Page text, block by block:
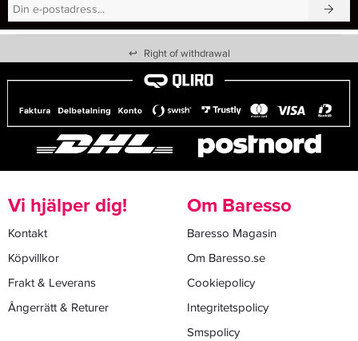
↩ Right of withdrawal
Vi hjälper dig!
Kontakt
Köpvillkor
Frakt & Leverans
Ångerrätt & Returer
Om Baresso
Baresso Magasin
Om Baresso.se
Cookiepolicy
Integritetspolicy
Smspolicy